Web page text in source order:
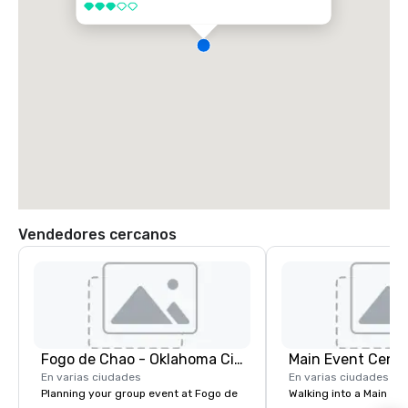
3 de 5
Vendedores cercanos
Fogo de Chao - Oklahoma City
En varias ciudades
Planning your group event at Fogo de
Main Event
En varias ciudades
Walking into a Main